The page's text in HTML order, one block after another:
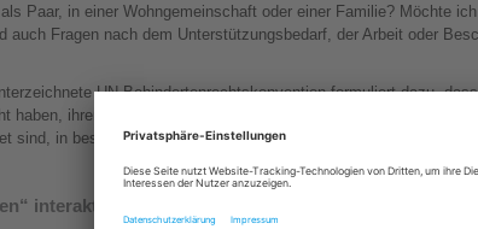
Paar, in einer Wohngemeinschaft oder einer Familie? Möchte
auch Fragen nach dem Unterstützungsbedarf, der Arbeit oder
UN-Behindertenrechtskonvention formuliert dazu,
haben, ihren Aufenthaltsort selbst zu wählen und zu entscheiden,
sind, in besonderen Wohnformen („Heimen“) zu leben.
interaktiv Wohn-Ideen gestalten